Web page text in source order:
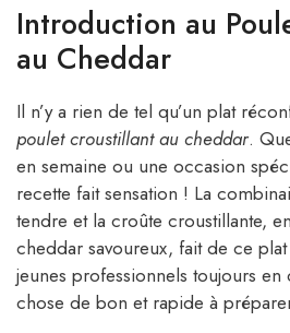
Introduction au
au Cheddar
Il n’y a rien de tel qu’un plat
poulet croustillant au cheddar.
en semaine ou une occasion
recette fait sensation ! La
tendre et la croûte croustillante,
cheddar savoureux, fait de ce plat
jeunes professionnels toujours
chose de bon et rapide à